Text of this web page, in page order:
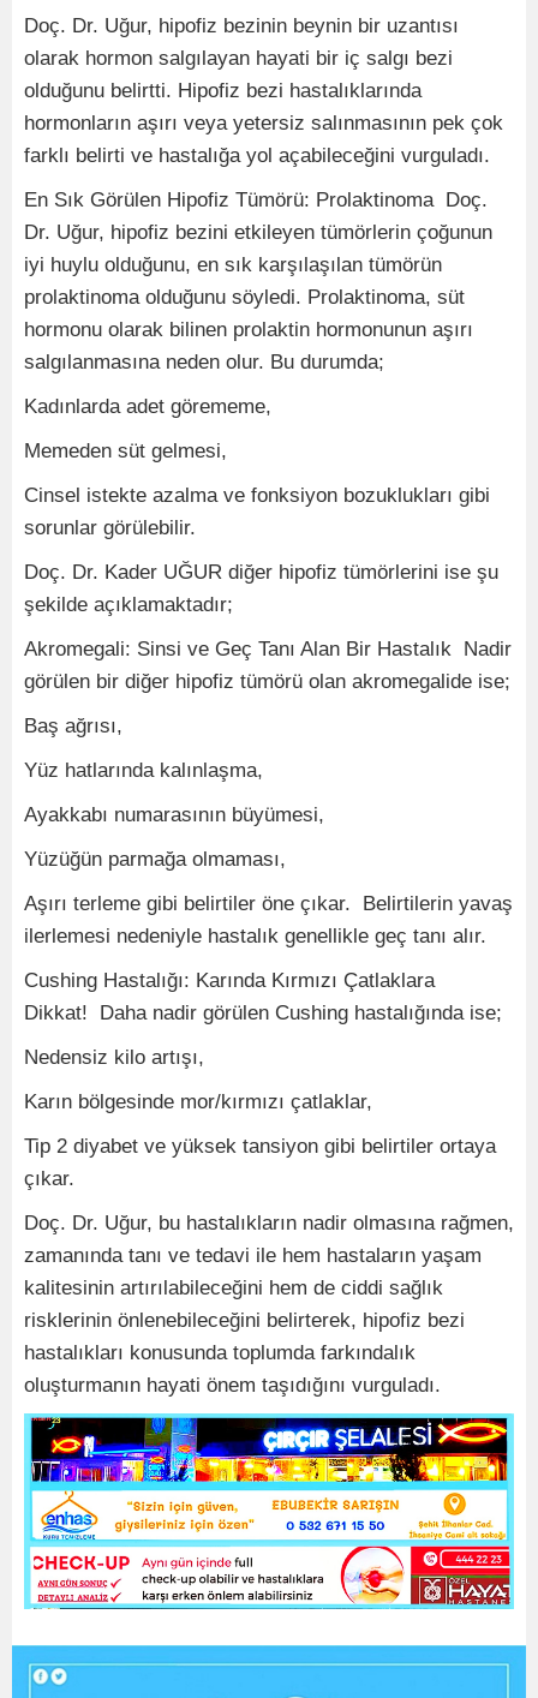
Doç. Dr. Uğur, hipofiz bezinin beynin bir uzantısı
olarak hormon salgılayan hayati bir iç salgı bezi
olduğunu belirtti. Hipofiz bezi hastalıklarında
hormonların aşırı veya yetersiz salınmasının pek çok
farklı belirti ve hastalığa yol açabileceğini vurguladı.
En Sık Görülen Hipofiz Tümörü: Prolaktinoma Doç.
Dr. Uğur, hipofiz bezini etkileyen tümörlerin çoğunun
iyi huylu olduğunu, en sık karşılaşılan tümörün
prolaktinoma olduğunu söyledi. Prolaktinoma, süt
hormonu olarak bilinen prolaktin hormonunun aşırı
salgılanmasına neden olur. Bu durumda;
Kadınlarda adet görememe,
Memeden süt gelmesi,
Cinsel istekte azalma ve fonksiyon bozuklukları gibi
sorunlar görülebilir.
Doç. Dr. Kader UĞUR diğer hipofiz tümörlerini ise şu
şekilde açıklamaktadır;
Akromegali: Sinsi ve Geç Tanı Alan Bir Hastalık Nadir
görülen bir diğer hipofiz tümörü olan akromegalide ise;
Baş ağrısı,
Yüz hatlarında kalınlaşma,
Ayakkabı numarasının büyümesi,
Yüzüğün parmağa olmaması,
Aşırı terleme gibi belirtiler öne çıkar. Belirtilerin yavaş
ilerlemesi nedeniyle hastalık genellikle geç tanı alır.
Cushing Hastalığı: Karında Kırmızı Çatlaklara
Dikkat! Daha nadir görülen Cushing hastalığında ise;
Nedensiz kilo artışı,
Karın bölgesinde mor/kırmızı çatlaklar,
Tip 2 diyabet ve yüksek tansiyon gibi belirtiler ortaya
çıkar.
Doç. Dr. Uğur, bu hastalıkların nadir olmasına rağmen,
zamanında tanı ve tedavi ile hem hastaların yaşam
kalitesinin artırılabileceğini hem de ciddi sağlık
risklerinin önlenebileceğini belirterek, hipofiz bezi
hastalıkları konusunda toplumda farkındalık
oluşturmanın hayati önem taşıdığını vurguladı.